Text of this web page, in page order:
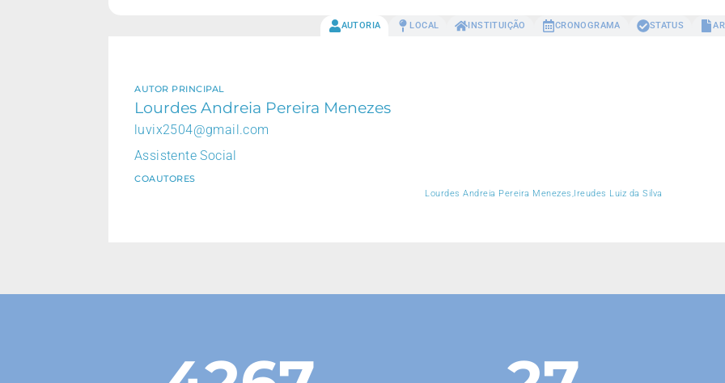
AUTORIA LOCAL INSTITUIÇÃO CRONOGRAMA STATUS
AUTOR PRINCIPAL
Lourdes Andreia Pereira Menezes
luvix2504@gmail.com
Assistente Social
COAUTORES
Lourdes Andreia Pereira Menezes,Ireudes Luiz da Silva